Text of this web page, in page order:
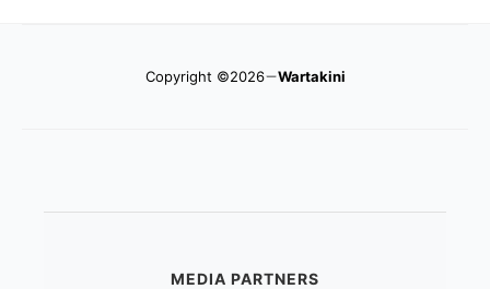
Copyright ©2026 Wartakini
MEDIA PARTNERS